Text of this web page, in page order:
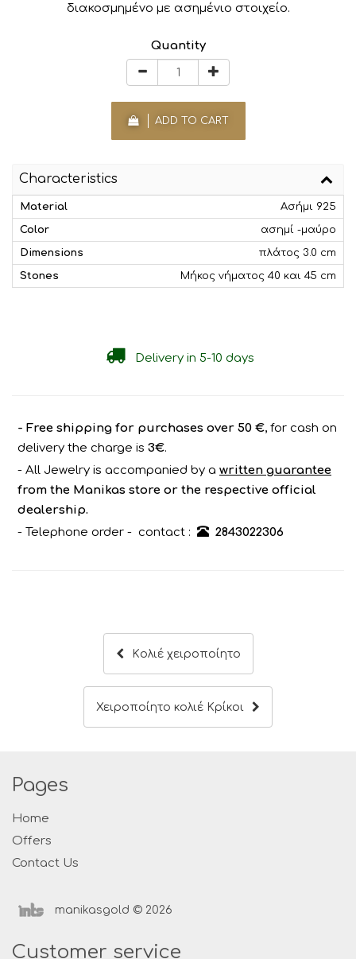
διακοσμημένο με ασημένιο στοιχείο.
Quantity
ADD TO CART
Characteristics
Material Aσήμι 925
Color ασημί -μαύρο
Dimensions πλάτος 3.0 cm
Stones Μήκος νήματος 40 και 45 cm
Delivery in 5-10 days
- Free shipping for purchases over 50 €, for cash on
delivery the charge is 3€.
- All Jewelry is accompanied by a written guarantee
from the Manikas store or the respective official
dealership.
- Telephone order - contact :
2843022306
Kολιέ χειροποίητο
Χειροποίητο κολιέ Κρίκοι
Pages
Home
Offers
Contact Us
manikasgold © 2026
Customer service